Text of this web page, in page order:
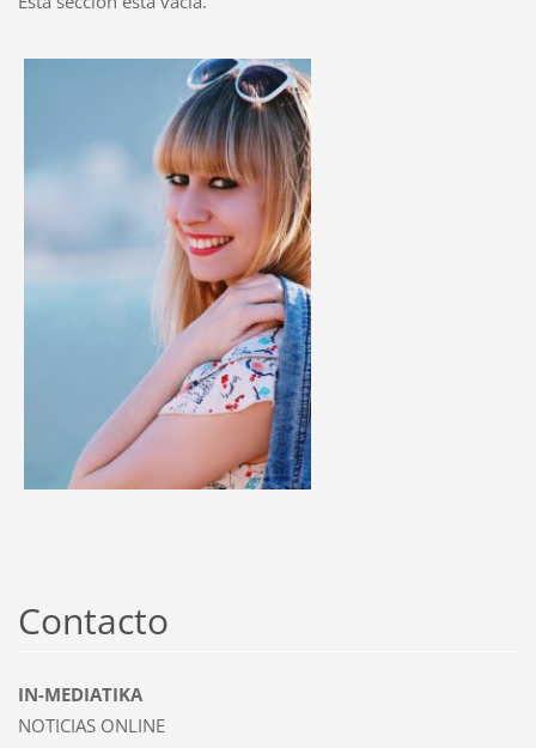
Contacto
IN-MEDIATIKA
NOTICIAS ONLINE